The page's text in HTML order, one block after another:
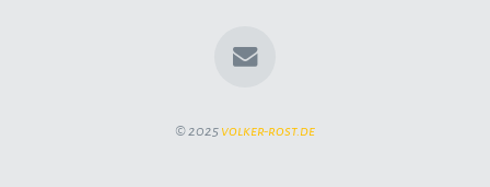
© 2025 volker-rost.de